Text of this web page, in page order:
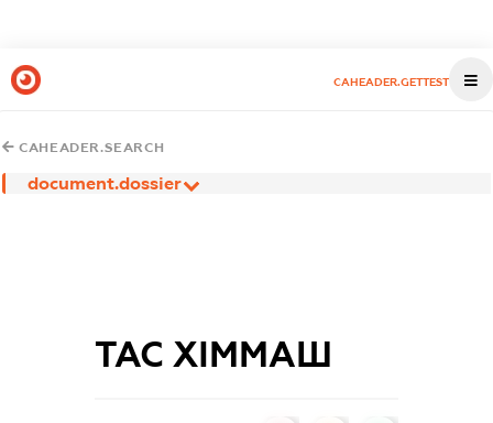
CAHEADER.GETTEST
CAHEADER.SEARCH
document.dossier
ТАС ХІММАШ